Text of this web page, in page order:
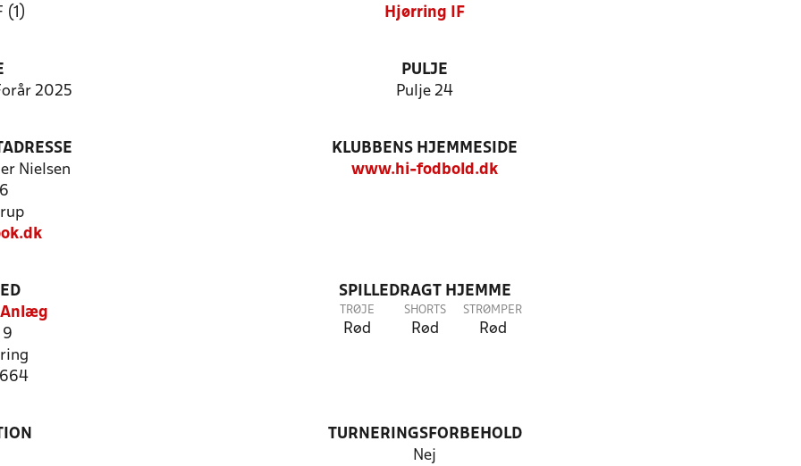
(1)
Hjørring IF
2025
PULJE
Pulje 24
Nielsen
KLUBBENS HJEMMESIDE
www.hi-fodbold.dk
Anlæg
9
SPILLEDRAGT HJEMME
TRØJE
Rød
SHORTS
Rød
STRØMPER
Rød
TURNERINGSFORBEHOLD
Nej